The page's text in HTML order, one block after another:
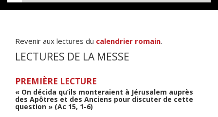
Revenir aux lectures du calendrier romain.
LECTURES DE LA MESSE
PREMIÈRE LECTURE
« On décida qu’ils monteraient à Jérusalem auprès
des Apôtres et des Anciens pour discuter de cette
question » (Ac 15, 1-6)